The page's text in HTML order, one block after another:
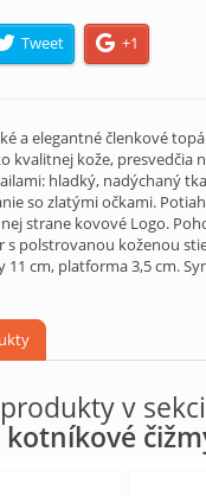
Tweet +1
a elegantné členkové
kvalitnej kože, presvedčia
hladký, nadýchaný
so zlatými očkami.
strane kovové Logo.
s polstrovanou koženou
cm, platforma 3,5 cm.
v
kotníkové